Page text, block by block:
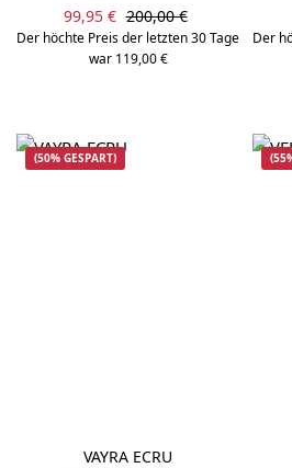
Verkaufspreis:
99,95 € Regulärer Preis:
200,00 €
Der höchte Preis der letzten 30 Tage
war 119,00 €
Der
(50% GESPART)
VAYRA ECRU